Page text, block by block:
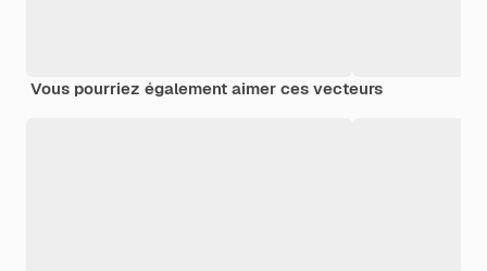
Vous pourriez également aimer ces vecteurs